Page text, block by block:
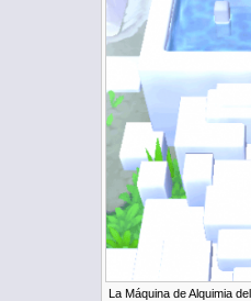
La Máquina de Alquimia